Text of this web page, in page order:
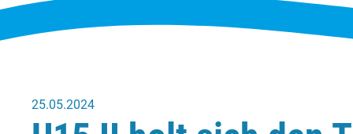
25.05.2024